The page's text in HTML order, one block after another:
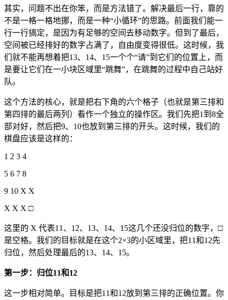
其实，问题不出在你笨，而是方法错了。解决最后一行，靠的
不是一格一格地挪，而是一种“小循环”的思路。前面我们能一
行一行搞定，是因为有足够的空间去移动数字。但到了最后，
空间被已经排好的数字占满了，自由度变得很低。这时候，我
们就不能再想着把13、14、15一个个“请”到它们的位置上，而
是要让它们在一小块区域里“跳舞”，在跳舞的过程中自己站好
队。
这个方法的核心，就是把右下角的六个格子（也就是第三排和
第四排的最后两列）看作一个独立的操作区。我们先把1到8全
部对好，然后把9、10也放到第三排的开头。这时候，我们的
棋盘应该是这样的：
1 2 3 4
5 6 7 8
9 10 X X
X X X □
这里的 X 代表11、12、13、14、15这几个还没归位的数字，□
是空格。我们的目标就是在这个2×3的小区域里，把11和12先
归位，然后处理最后的13、14、15。
第一步：归位11和12
这一步相对简单。目标是把11和12放到第三排的正确位置。你